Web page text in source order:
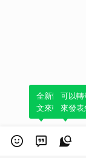
全新體驗！
文來輕鬆表達
可以轉
來發表